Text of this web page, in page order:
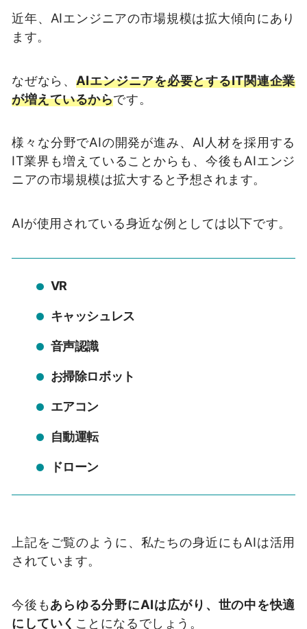
近年、AIエンジニアの市場規模は拡大傾向にあり
ます。
なぜなら、 AIエンジニアを必要とするIT関連企業
が増えているからです。
様々な分野でAIの開発が進み、AI人材を採用する
IT業界も増えていることからも、今後もAIエンジ
ニアの市場規模は拡大すると予想されます。
AIが使用されている身近な例としては以下です。
VR
キャッシュレス
音声認識
お掃除ロボット
エアコン
自動運転
ドローン
上記をご覧のように、私たちの身近にもAIは活用
されています。
今後もあらゆる分野にAIは広がり、世の中を快適
にしていく ことになるでしょう。